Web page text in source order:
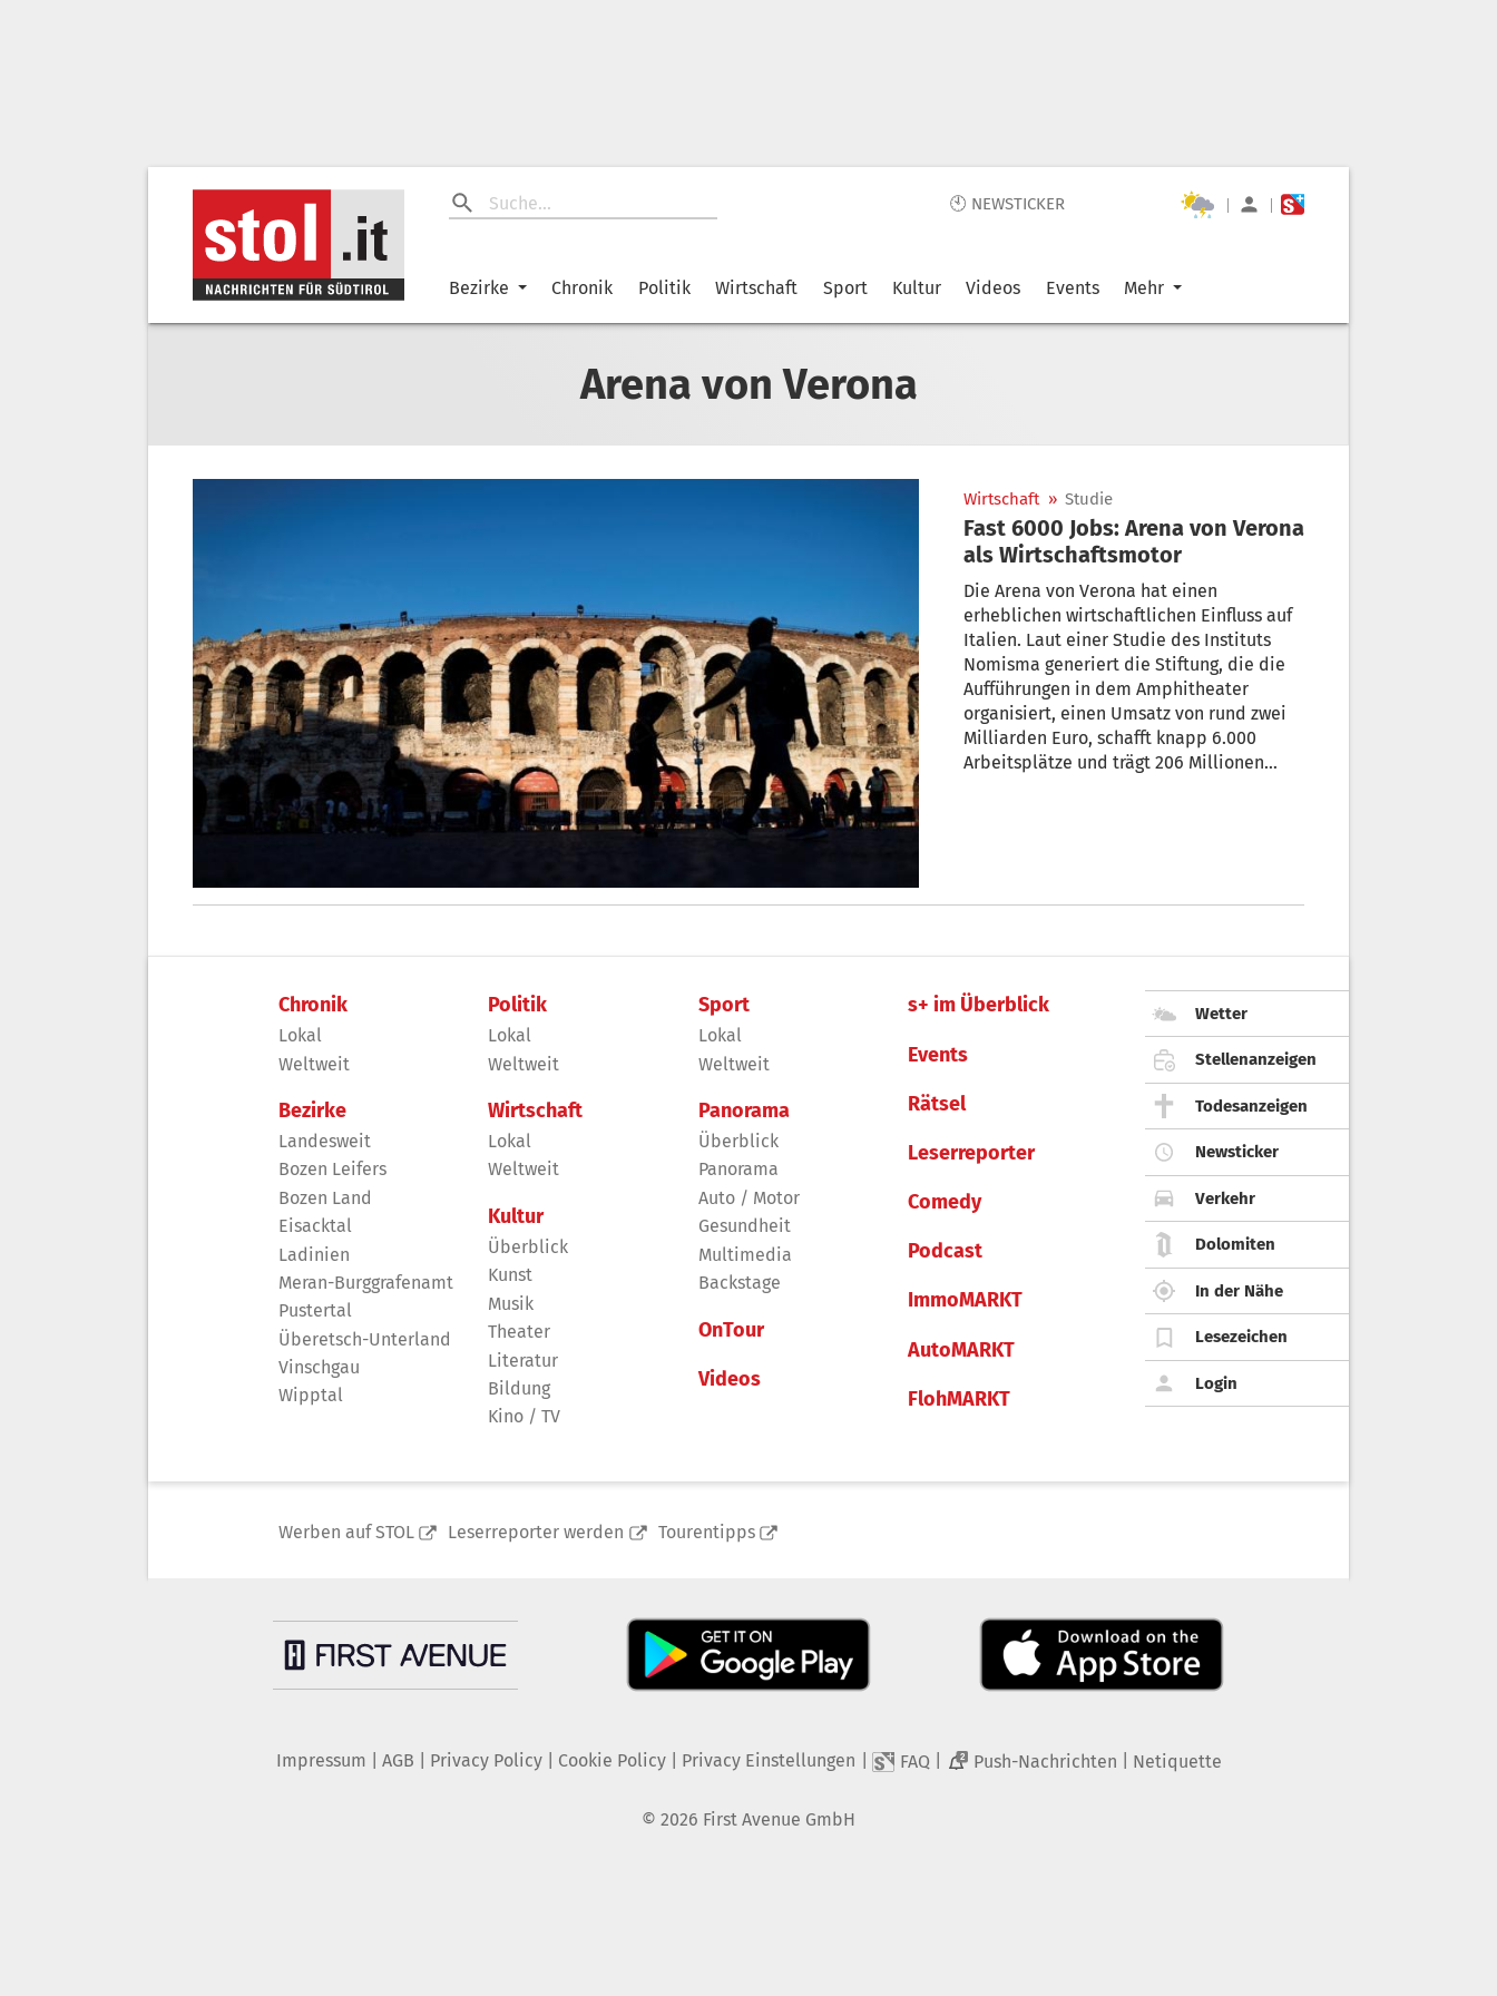
🕙 NEWSTICKER | |
Bezirke Chronik Politik Wirtschaft Sport Kultur Videos Events Mehr
Arena von Verona
Wirtschaft » Studie
Fast 6000 Jobs: Arena von Verona
als Wirtschaftsmotor
Die Arena von Verona hat einen
erheblichen wirtschaftlichen Einfluss auf
Italien. Laut einer Studie des Instituts
Nomisma generiert die Stiftung, die die
Aufführungen in dem Amphitheater
organisiert, einen Umsatz von rund zwei
Milliarden Euro, schafft knapp 6.000
Arbeitsplätze und trägt 206 Millionen
Chronik
Lokal
Weltweit
Bezirke
Landesweit
Bozen Leifers
Bozen Land
Eisacktal
Ladinien
Meran-Burggrafenamt
Pustertal
Überetsch-Unterland
Vinschgau
Wipptal
Politik
Lokal
Weltweit
Wirtschaft
Lokal
Weltweit
Kultur
Überblick
Kunst
Musik
Theater
Literatur
Bildung
Kino / TV
Sport
Lokal
Weltweit
Panorama
Überblick
Panorama
Auto / Motor
Gesundheit
Multimedia
Backstage
OnTour
Videos
s+ im Überblick
Events
Rätsel
Leserreporter
Comedy
Podcast
ImmoMARKT
AutoMARKT
FlohMARKT
Wetter
Stellenanzeigen
Todesanzeigen
Newsticker
Verkehr
Dolomiten
In der Nähe
Lesezeichen
Login
Werben auf STOL Leserreporter werden Tourentipps
Impressum AGB Privacy Policy| Cookie Policy| Privacy Einstellungen FAQ 2 Push-Nachrichten Netiquette
© 2026 First Avenue GmbH